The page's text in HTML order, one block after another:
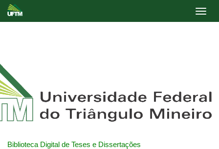
Biblioteca Digital de Teses e Dissertações